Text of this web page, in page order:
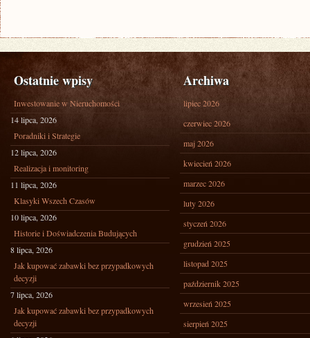
Ostatnie wpisy
Inwestowanie w Nieruchomości
14 lipca, 2026
Poradniki i Strategie
12 lipca, 2026
Realizacja i monitoring
11 lipca, 2026
Klasyki Wszech Czasów
10 lipca, 2026
Historie i Doświadczenia Budujących
8 lipca, 2026
Jak kupować zabawki bez przypadkowych
decyzji
7 lipca, 2026
Jak kupować zabawki bez przypadkowych
decyzji
Archiwa
lipiec 2026
czerwiec 2026
maj 2026
kwiecień 2026
marzec 2026
luty 2026
styczeń 2026
grudzień 2025
listopad 2025
październik 2025
wrzesień 2025
sierpień 2025